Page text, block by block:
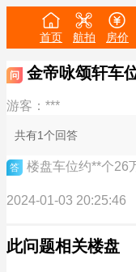
首页 航拍 房价
问 金帝咏颂轩车
游客：***
共有1个回答
答 楼盘车位约**个26
2024-01-03 20:25:46
此问题相关楼盘